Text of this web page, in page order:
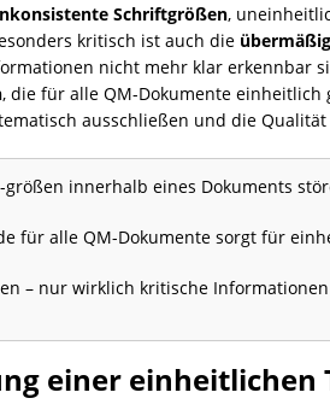
Schriftgrößen,
kritisch ist auch die
nicht mehr klar erkennbar
, die für alle QM-Dokumente
ausschließen und die
innerhalb eines Dokuments
für alle QM-Dokumente sorgt für
– nur wirklich kritische
einer einheitlichen